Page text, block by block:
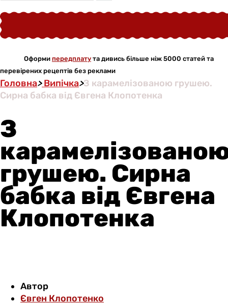
Оформи передплату та дивись більше ніж 5000 статей та
перевірених рецептів без реклами
Головна>Випічка>З карамелізованою грушею.
Сирна бабка від Євгена Клопотенка
З
грушею. Сирна
бабка від Євгена
Клопотенка
Автор
Євген Клопотенко